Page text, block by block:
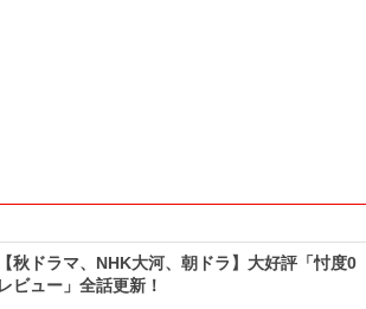
【秋ドラマ、NHK大河、朝ドラ】大好評「忖度0
レビュー」全話更新！